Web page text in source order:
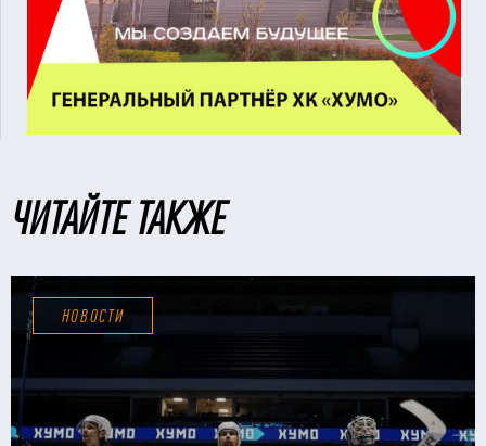
ЧИТАЙТЕ ТАКЖЕ
НОВОСТИ